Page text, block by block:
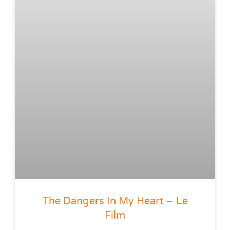
The Dangers In My Heart – Le
Film